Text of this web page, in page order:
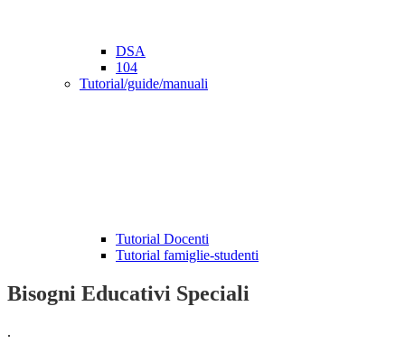
DSA
104
Tutorial/guide/manuali
Tutorial Docenti
Tutorial famiglie-studenti
Bisogni Educativi Speciali
.